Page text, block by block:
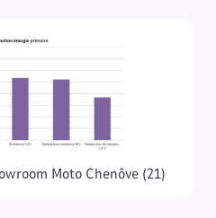
Moto Chenôve (21)